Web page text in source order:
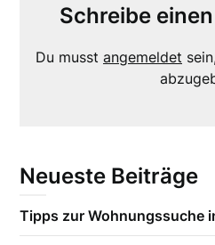
Schreibe
Du musst angemeldet
Neueste Beiträge
Tipps zur Wohnungssuche